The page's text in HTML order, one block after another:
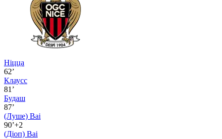
Ніцца
62’
Клаусс
81’
Будаш
87’
(Луше) Ваі
90’+2
(Діоп) Ваі